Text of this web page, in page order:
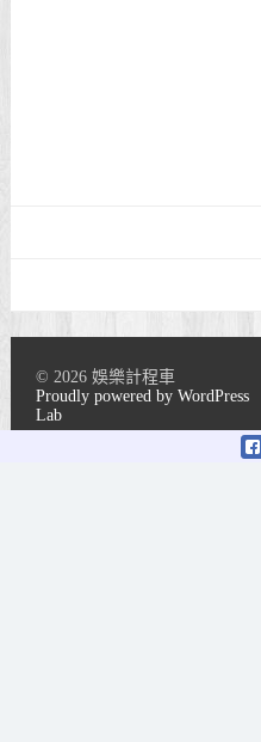
© 2026 娛樂計程車
Proudly powered by WordPress
Lab